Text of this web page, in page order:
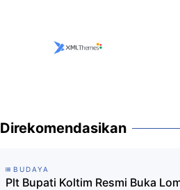
Direkomendasikan
BUDAYA
Plt Bupati Koltim Resmi Buka